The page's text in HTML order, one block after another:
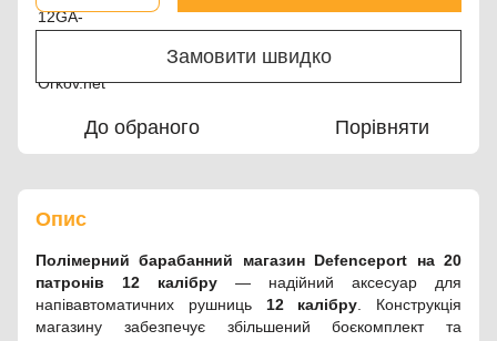
Замовити швидко
До обраного Порівняти
Опис
Полімерний барабанний магазин Defenceport на 20
патронів 12 калібру — надійний аксесуар для
напівавтоматичних рушниць 12 калібру . Конструкція
магазину забезпечує збільшений боєкомплект та